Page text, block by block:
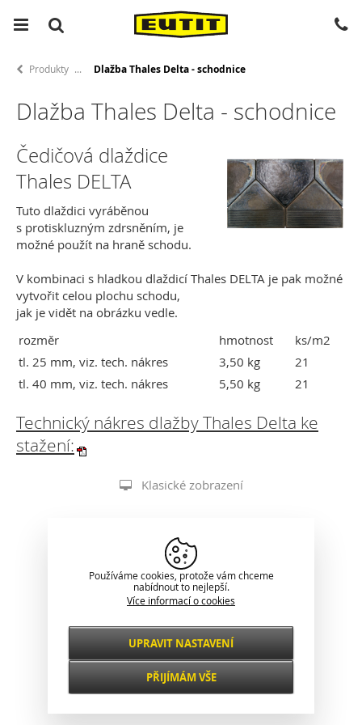
Produkty Dlažba Thales Delta - schodnice
Dlažba Thales Delta - schodnice
Čedičová dlaždice
Thales DELTA
Tuto dlaždici vyráběnou
s protiskluzným zdrsněním, je
možné použít na hraně schodu.
V kombinaci s hladkou dlaždicí Thales DELTA je pak možné
vytvořit celou plochu schodu,
jak je vidět na obrázku vedle.
rozměr
hmotnost
ks/m2
tl. 25 mm, viz. tech. nákres
3,50 kg
21
tl. 40 mm, viz. tech. nákres
5,50 kg 21
Technický nákres dlažby Thales Delta ke
stažení:
Klasické zobrazení
Používáme cookies, protože vám chceme
nabídnout to nejlepší.
Více informací o cookies
Nezbytné
VŽDY AKTIVNÍ
Funkční a
UPRAVIT NASTAVENÍ
PŘIJÍMÁM VŠE